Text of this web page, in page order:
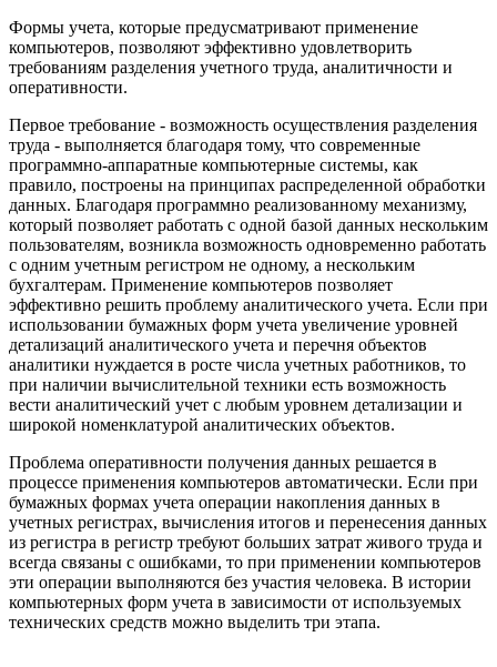
Формы учета, которые предусматривают применение
компьютеров, позволяют эффективно удовлетворить
требованиям разделения учетного труда, аналитичности и
оперативности.
Первое требование - возможность осуществления разделения
труда - выполняется благодаря тому, что современные
программно-аппаратные компьютерные системы, как
правило, построены на принципах распределенной обработки
данных. Благодаря программно реализованному механизму,
который позволяет работать с одной базой данных нескольким
пользователям, возникла возможность одновременно работать
с одним учетным регистром не одному, а нескольким
бухгалтерам. Применение компьютеров позволяет
эффективно решить проблему аналитического учета. Если при
использовании бумажных форм учета увеличение уровней
детализаций аналитического учета и перечня объектов
аналитики нуждается в росте числа учетных работников, то
при наличии вычислительной техники есть возможность
вести аналитический учет с любым уровнем детализации и
широкой номенклатурой аналитических объектов.
Проблема оперативности получения данных решается в
процессе применения компьютеров автоматически. Если при
бумажных формах учета операции накопления данных в
учетных регистрах, вычисления итогов и перенесения данных
из регистpa в регистр требуют больших затрат живого труда и
всегда связаны с ошибками, то при применении компьютеров
эти операции выполняются без участия человека. В истории
компьютерных форм учета в зависимости от ис­пользуемых
технических средств можно выделить три этапа.